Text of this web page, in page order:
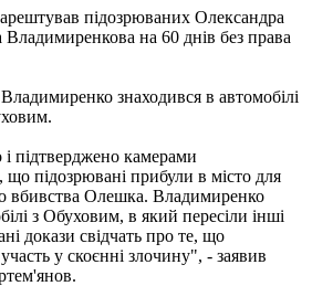
підозрюваних Олександра
на 60 днів без права
знаходився в автомобілі
і підтверджено камерами
що підозрювані прибули в місто для
вбивства Олешка. Владимиренко
з Обуховим, в який пересіли інші
докази свідчать про те, що
у скоєнні злочину", - заявив